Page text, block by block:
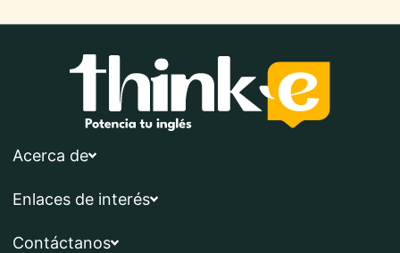
Acerca de
Enlaces de interés
Contáctanos